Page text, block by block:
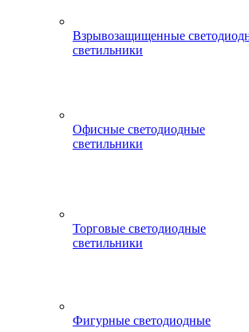
Взрывозащищенные
светильники
Офисные светодиодные
светильники
Торговые светодиодные
светильники
Фигурные светодиодные